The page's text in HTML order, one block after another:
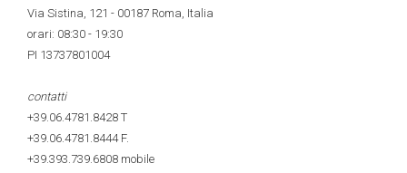
Via Sistina, 121 - 00187 Roma, Italia
orari: 08:30 - 19:30
PI 13737801004
contatti
+39.06.4781.8428 T
+39.06.4781.8444F.
+39.393.739.6808 mobile